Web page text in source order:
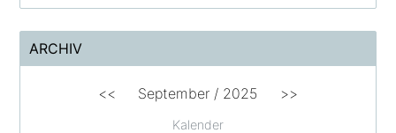
ARCHIV
Kalender
<< September / 2025 >>